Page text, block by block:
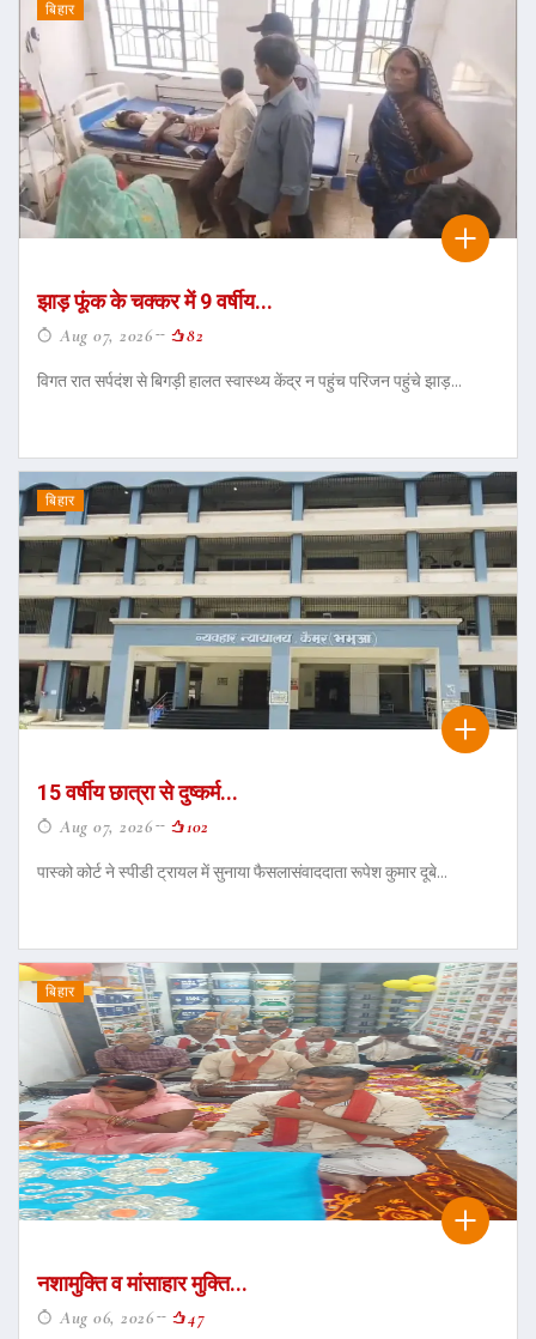
बिहार
झाड़ फूंक के चक्कर में 9 वर्षीय...
Aug 07, 2026 82
विगत रात सर्पदंश से बिगड़ी हालत स्वास्थ्य केंद्र न पहुंच परिजन पहुंचे झाड़...
बिहार
15 वर्षीय छात्रा से दुष्कर्म...
Aug 07, 2026 102
पास्को कोर्ट ने स्पीडी ट्रायल में सुनाया फैसलासंवाददाता रूपेश कुमार दूबे...
बिहार
नशामुक्ति व मांसाहार मुक्ति...
Aug 06, 2026 47